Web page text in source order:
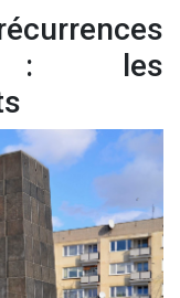
: les